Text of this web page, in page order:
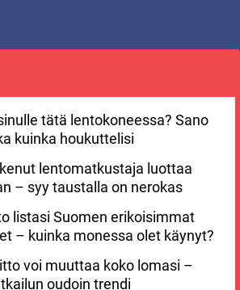
tätä lentokoneessa? Sano
kuinka houkuttelisi
lentomatkustaja luottaa
– syy taustalla on nerokas
listasi Suomen erikoisimmat
– kuinka monessa olet käynyt?
voi muuttaa koko lomasi –
oudoin trendi